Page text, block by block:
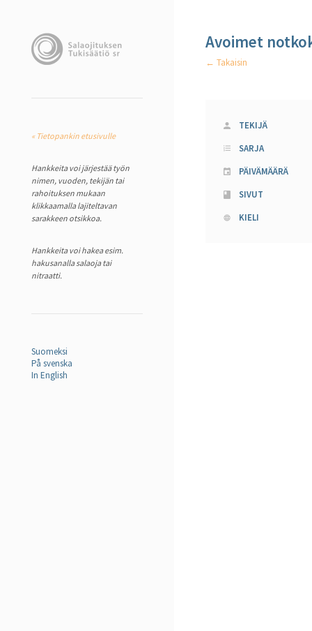
« Tietopankin etusivulle
Hankkeita voi järjestää työn
nimen, vuoden, tekijän tai
rahoituksen mukaan
klikkaamalla lajiteltavan
sarakkeen otsikkoa.
Hankkeita voi hakea esim.
hakusanalla salaoja tai
nitraatti.
Suomeksi
På svenska
In English
Avoimet
← Takaisin
TEKIJÄ
SARJA
PÄIVÄMÄÄRÄ
SIVUT
KIELI